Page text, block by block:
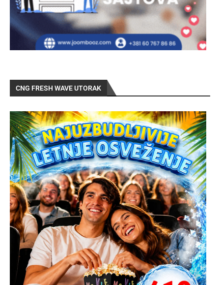
CNG FRESH WAVE UTORAK